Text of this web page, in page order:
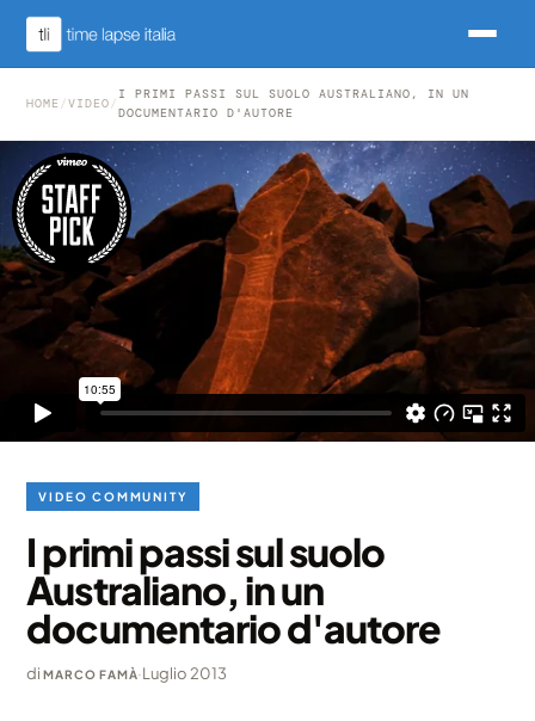
HOME /VIDEO /
I PRIMI PASSI SUL SUOLO AUSTRALIANO, IN UN
DOCUMENTARIO D'AUTORE
VIDEO COMMUNITY
I primi passi sul suolo
Australiano, in un
documentario d'autore
diMARCO FAMÀ·Luglio 2013